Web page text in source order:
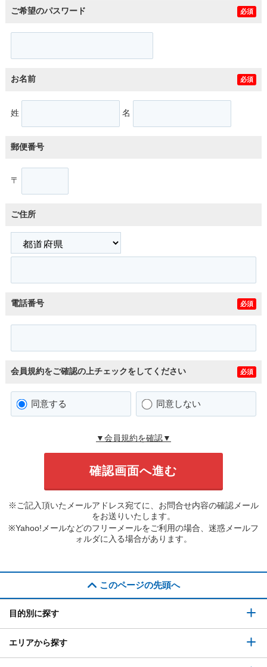
ご希望のパスワード 必須
お名前 必須
姓 名
郵便番号
〒
ご住所
電話番号 必須
会員規約をご確認の上チェックをしてください 必須
同意する 同意しない
▼会員規約を確認▼
※ご記入頂いたメールアドレス宛てに、お問合せ内容の確認メール
をお送りいたします。
※Yahoo!メールなどのフリーメールをご利用の場合、迷惑メールフ
ォルダに入る場合があります。
このページの先頭へ
目的別に探す
エリアから探す